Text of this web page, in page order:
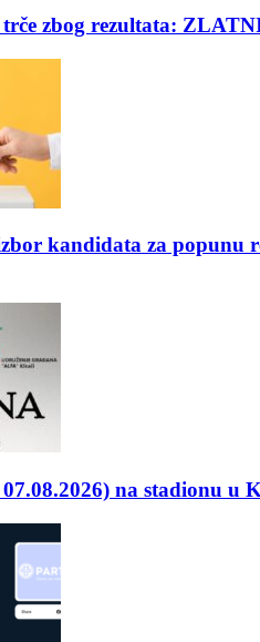
trče zbog rezultata:
kandidata za popunu
07.08.2026) na stadionu u